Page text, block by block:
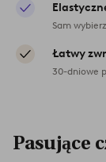
Sam
Łatwy
30-dniowe
Pasujące